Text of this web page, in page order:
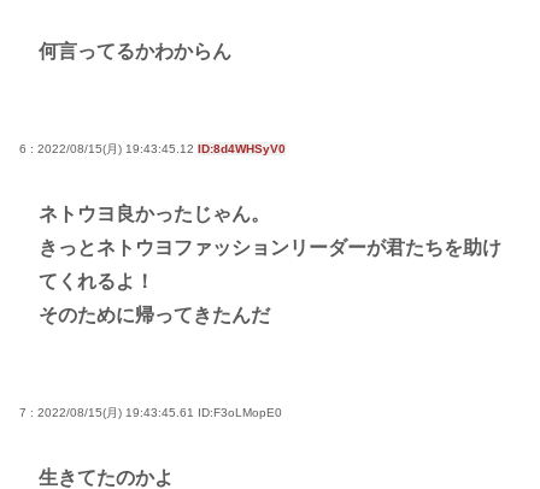
何言ってるかわからん
6 : 2022/08/15(月) 19:43:45.12 ID:8d4WHSyV0
ネトウヨ良かったじゃん。
きっとネトウヨファッションリーダーが君たちを助け
てくれるよ！
そのために帰ってきたんだ
7 : 2022/08/15(月) 19:43:45.61 ID:F3oLMopE0
生きてたのかよ